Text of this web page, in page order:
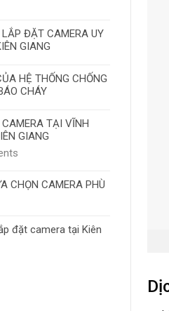
ĐẶT CAMERA UY
GIANG
HỆ THỐNG CHỐNG
CHÁY
TẠI VĨNH
GIANG
CHỌN CAMERA PHÙ
đặt camera tại Kiên